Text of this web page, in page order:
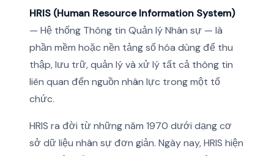
HRIS (Human Resource Information System)
— Hệ thống Thông tin Quản lý Nhân sự — là
phần mềm hoặc nền tảng số hóa dùng để thu
thập, lưu trữ, quản lý và xử lý tất cả thông tin
liên quan đến nguồn nhân lực trong một tổ
chức.
HRIS ra đời từ những năm 1970 dưới dạng cơ
sở dữ liệu nhân sự đơn giản. Ngày nay, HRIS hiện